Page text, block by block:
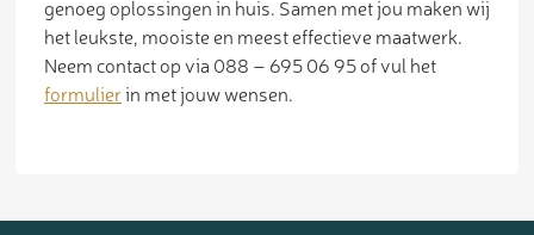
genoeg oplossingen in huis. Samen met jou maken wij
het leukste, mooiste en meest effectieve maatwerk.
Neem contact op via 088 – 695 06 95 of vul het
formulierin met jouw wensen.